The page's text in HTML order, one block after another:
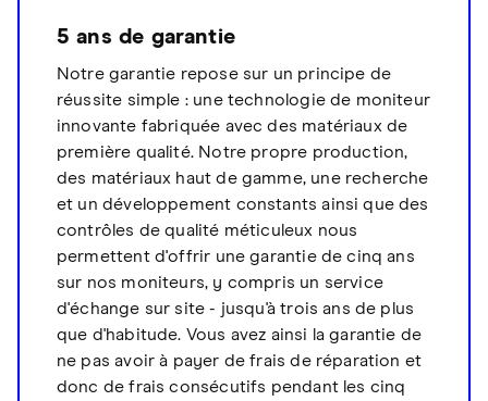
5 ans de garantie
Notre garantie repose sur un principe de
réussite simple : une technologie de moniteur
innovante fabriquée avec des matériaux de
première qualité. Notre propre production,
des matériaux haut de gamme, une recherche
et un développement constants ainsi que des
contrôles de qualité méticuleux nous
permettent d'offrir une garantie de cinq ans
sur nos moniteurs, y compris un service
d'échange sur site - jusqu'à trois ans de plus
que d'habitude. Vous avez ainsi la garantie de
ne pas avoir à payer de frais de réparation et
donc de frais consécutifs pendant les cinq